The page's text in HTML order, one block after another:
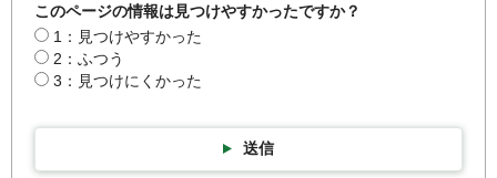
このページの情報は見つけやすかったですか？
1：見つけやすかった
2：ふつう
3：見つけにくかった
送信